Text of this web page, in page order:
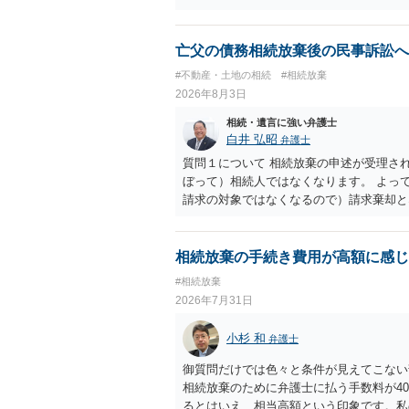
りますが、 ・伯母様自身が分割協議に加
益が誰にあったかの立証が困難であるこ
亡父の債務相続放棄後の民事訴訟
#不動産・土地の相続 #相続放棄
2026年8月3日
相続・遺言に強い弁護士
白井 弘昭 弁護士
質問１について 相続放棄の申述が受理さ
ぼって）相続人ではなくなります。 よっ
請求の対象ではなくなるので）請求棄却
１回期日は出席する必要がありません。
す。 質問３について 弁護士ではないの
考まで。
相続放棄の手続き費用が高額に感
#相続放棄
2026年7月31日
小杉 和 弁護士
御質問だけでは色々と条件が見えてこな
相続放棄のために弁護士に払う手数料が
るとはいえ、相当高額という印象です。